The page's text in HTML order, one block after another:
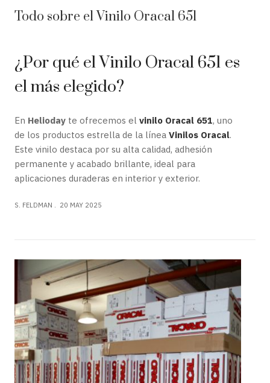
Todo sobre el Vinilo Oracal 651
¿Por qué el Vinilo Oracal 651 es
el más elegido?
En Helioday te ofrecemos el vinilo Oracal 651, uno
de los productos estrella de la línea Vinilos Oracal.
Este vinilo destaca por su alta calidad, adhesión
permanente y acabado brillante, ideal para
aplicaciones duraderas en interior y exterior.
S. FELDMAN 20 MAY 2025